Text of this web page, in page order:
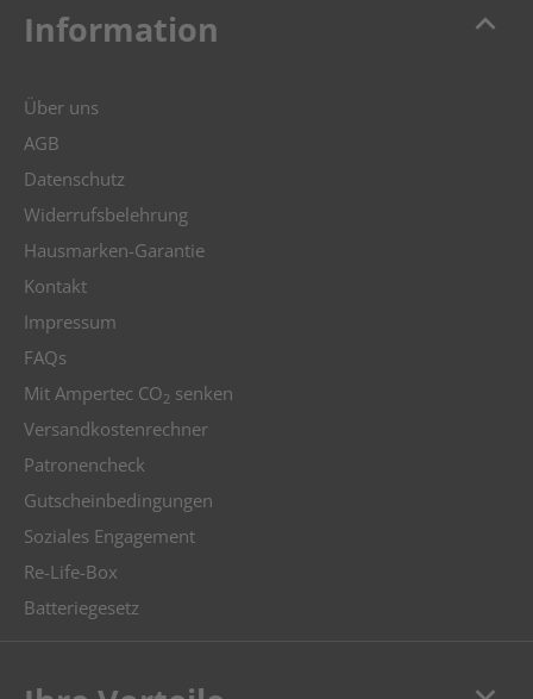
keyboard_arrow_up
Information
Über uns
AGB
Datenschutz
Widerrufsbelehrung
Hausmarken-Garantie
Kontakt
Impressum
FAQs
Mit Ampertec CO2 senken
Versandkostenrechner
Patronencheck
Gutscheinbedingungen
Soziales Engagement
Re-Life-Box
Batteriegesetz